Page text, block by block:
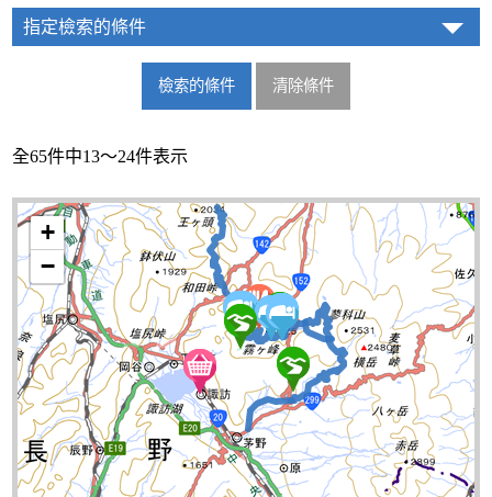
指定檢索的條件
全65件中13～24件表示
+
−